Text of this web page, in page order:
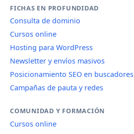
FICHAS EN PROFUNDIDAD
Consulta de dominio
Cursos online
Hosting para WordPress
Newsletter y envíos masivos
Posicionamiento SEO en buscadores
Campañas de pauta y redes
COMUNIDAD Y FORMACIÓN
Cursos online